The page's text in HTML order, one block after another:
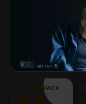
КИНОПОИСК